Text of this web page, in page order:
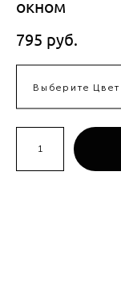
окном
795 pуб.
Выберите Цвет